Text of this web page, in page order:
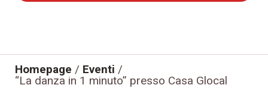
Homepage / Eventi /
“La danza in 1 minuto” presso Casa Glocal